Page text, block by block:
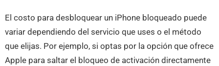
El costo para desbloquear un iPhone bloqueado puede
variar dependiendo del servicio que uses o el método
que elijas. Por ejemplo, si optas por la opción que ofrece
Apple para saltar el bloqueo de activación directamente